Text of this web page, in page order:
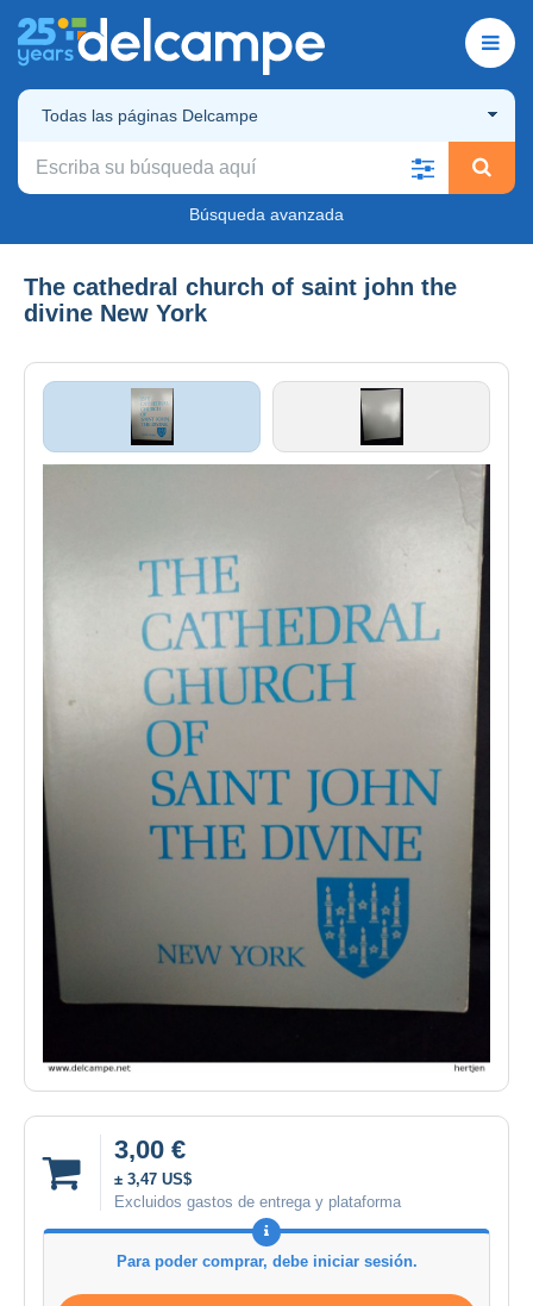
Todas las páginas Delcampe
Búsqueda avanzada
The cathedral church of saint john the
divine New York
3,00 €
± 3,47 US$
Excluidos gastos de entrega y plataforma
Para poder comprar, debe iniciar sesión.